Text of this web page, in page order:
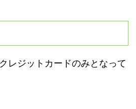
レジットカードのみとなって